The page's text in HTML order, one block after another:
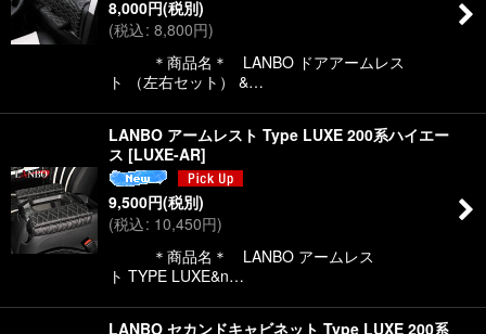
8,000円(税別)
(税込: 8,800円)
＊商品名＊ LANBO ドアアームレス
ト （左右セット） &…
LANBO アームレスト Type LUXE 200系ハイエー
ス [LUXE-AR]
9,500円(税別)
(税込: 10,450円)
＊商品名＊ LANBO アームレス
ト TYPE LUXE&n…
LANBO セカンドキャビネット Type LUXE 200系